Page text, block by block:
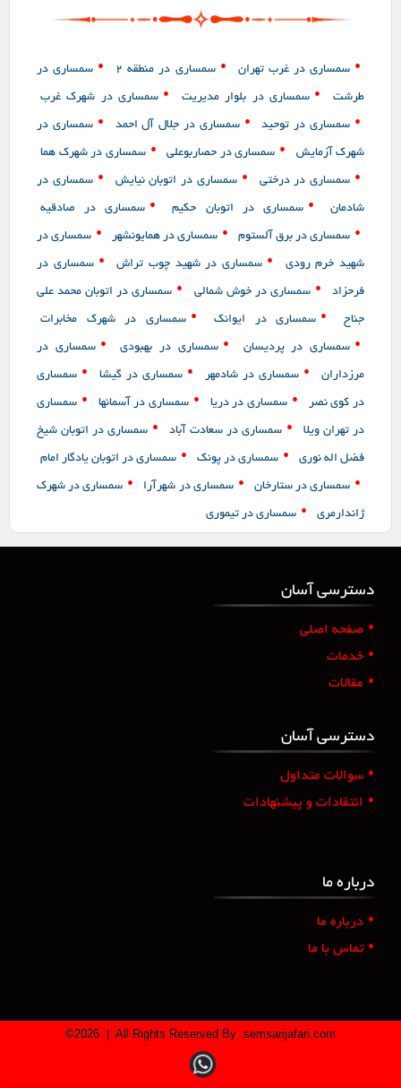
• سمساری در غرب تهران • سمساری در منطقه 2 • سمساری در
طرشت • سمساری در بلوار مدیریت • سمساری در شهرک غرب
• سمساری در توحید • سمساری در جلال آل احمد • سمساری در
شهرک آزمایش • سمساری در حصاربوعلی • سمساری در شهرک هما
• سمساری در درختی • سمساری در اتوبان نیایش • سمساری در
شادمان • سمساری در اتوبان حکیم • سمساری در صادقیه
• سمساری در برق آلستوم • سمساری در همایونشهر • سمساری در
شهید خرم رودی • سمساری در شهید چوب تراش • سمساری در
فرحزاد • سمساری در خوش شمالی • سمساری در اتوبان محمد علی
جناح • سمساری در ایوانک • سمساری در شهرک مخابرات
• سمساری در پردیسان • سمساری در بهبودی • سمساری در
مرزداران • سمساری در شادمهر • سمساری در گیشا • سمساری
در کوی نصر • سمساری در دریا • سمساری در آسمانها • سمساری
در تهران ویلا • سمساری در سعادت آباد • سمساری در اتوبان شیخ
فضل اله نوری • سمساری در پونک • سمساری در اتوبان یادگار امام
• سمساری در ستارخان • سمساری در شهرآرا • سمساری در شهرک
ژاندارمری • سمساری در تیموری
دسترسی آسان
• صفحه اصلی
• خدمات
• مقالات
دسترسی آسان
• سوالات متداول
• انتقادات و پیشنهادات
درباره ما
• درباره ما
• تماس با ما
©2026 | All Rights Reserved By semsarijafari.com